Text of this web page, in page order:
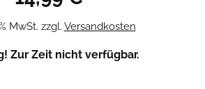
MwSt. zzgl. Versandkosten
Zur Zeit nicht verfügbar.